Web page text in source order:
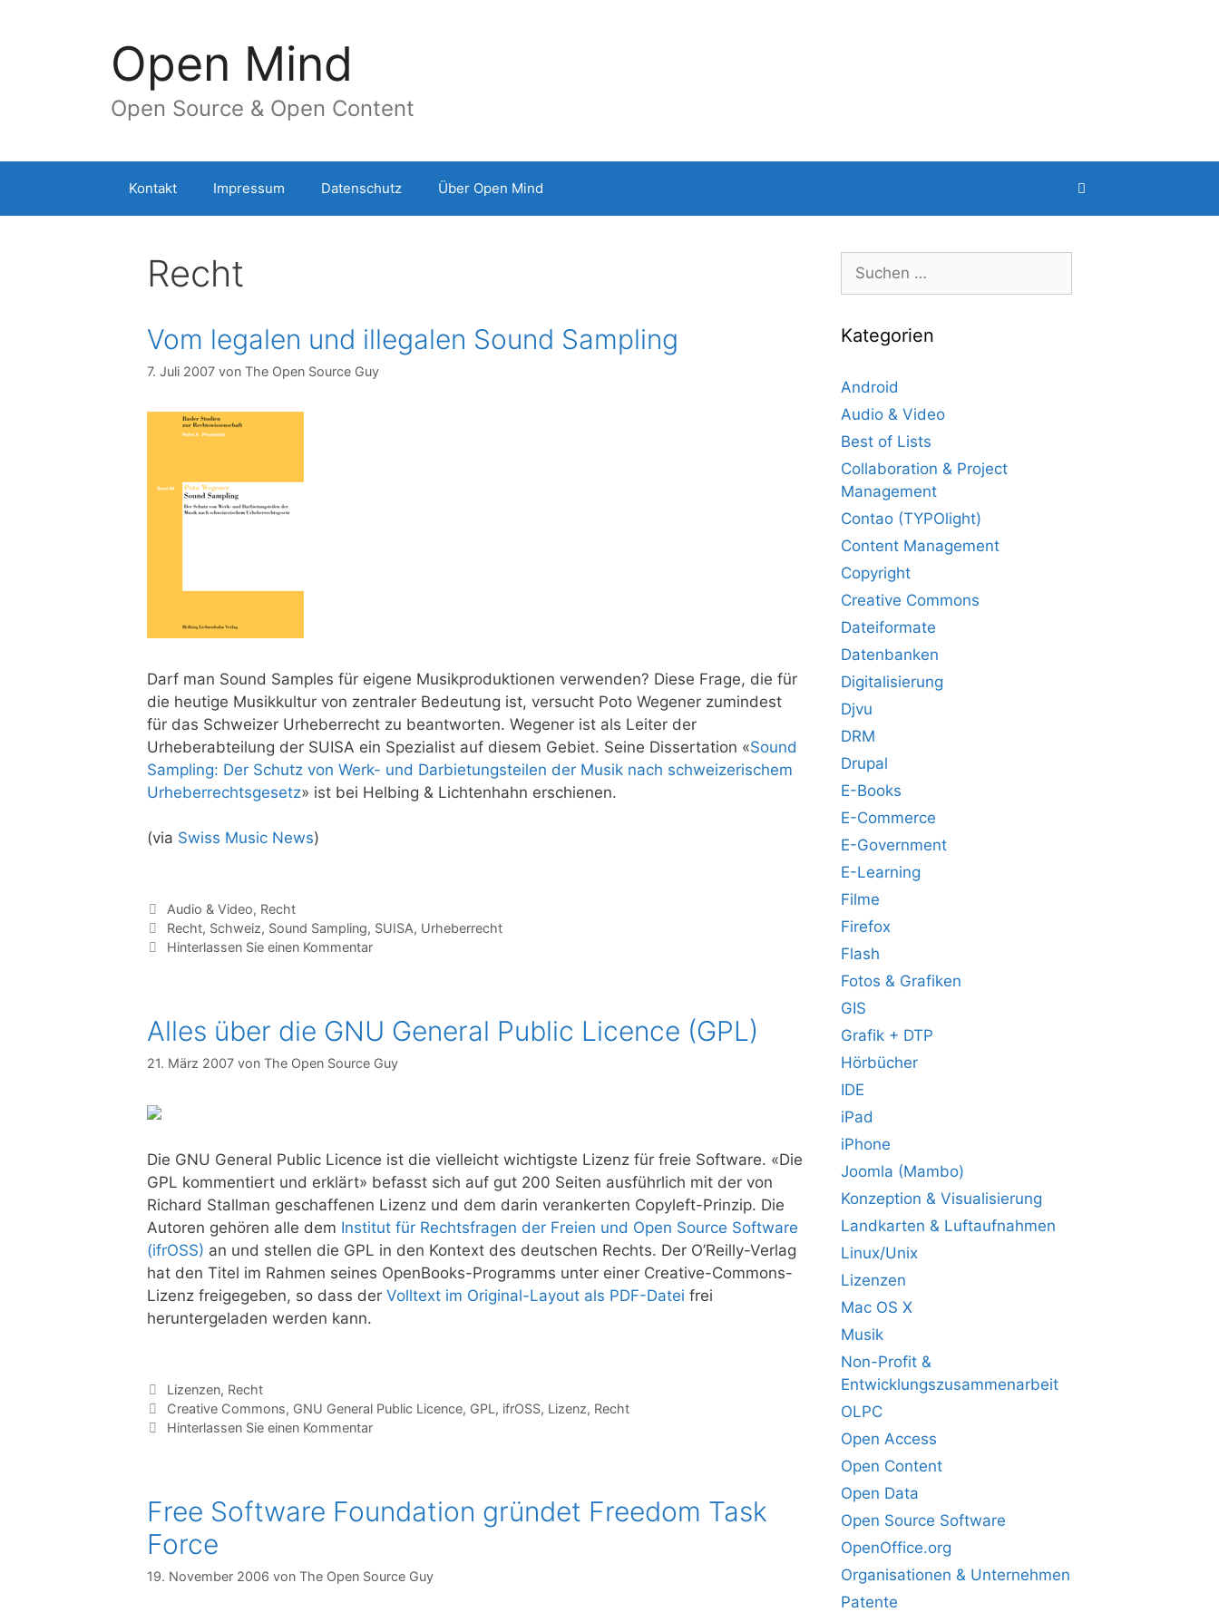
Open Mind
Open Source & Open Content
Kontakt Impressum Datenschutz Über Open Mind
Recht
Vom legalen und illegalen Sound Sampling
7. Juli 2007 von The Open Source Guy
Darf man Sound Samples für eigene Musikproduktionen verwenden? Diese Frage, die für
die heutige Musikkultur von zentraler Bedeutung ist, versucht Poto Wegener zumindest
für das Schweizer Urheberrecht zu beantworten. Wegener ist als Leiter der
Urheberabteilung der SUISA ein Spezialist auf diesem Gebiet. Seine Dissertation «Sound
Sampling: Der Schutz von Werk- und Darbietungsteilen der Musik nach schweizerischem
Urheberrechtsgesetz» ist bei Helbing & Lichtenhahn erschienen.
(via Swiss Music News)
Kategorien
Audio & Video, Recht
Tags
Recht, Schweiz, Sound Sampling, SUISA, Urheberrecht
Hinterlassen Sie einen Kommentar
Alles über die GNU General Public Licence (GPL)
21. März 2007 von The Open Source Guy
Die GNU General Public Licence ist die vielleicht wichtigste Lizenz für freie Software. «Die
GPL kommentiert und erklärt» befasst sich auf gut 200 Seiten ausführlich mit der von
Richard Stallman geschaffenen Lizenz und dem darin verankerten Copyleft-Prinzip. Die
Autoren gehören alle dem Institut für Rechtsfragen der Freien und Open Source Software
(ifrOSS) an und stellen die GPL in den Kontext des deutschen Rechts. Der O’Reilly-Verlag
hat den Titel im Rahmen seines OpenBooks-Programms unter einer Creative-Commons-
Lizenz freigegeben, so dass der Volltext im Original-Layout als PDF-Datei frei
heruntergeladen werden kann.
Kategorien
Lizenzen, Recht
Tags
Creative Commons, GNU General Public Licence, GPL , ifrOSS, Lizenz, Recht
Hinterlassen Sie einen Kommentar
Free Software Foundation gründet Freedom Task
Force
19. November 2006 von The Open Source Guy
Suche
nach:
Kategorien
Android
Audio & Video
Best of Lists
Collaboration & Project
Management
Contao (TYPOlight)
Content Management
Copyright
Creative Commons
Dateiformate
Datenbanken
Digitalisierung
Djvu
DRM
Drupal
E-Books
E-Commerce
E-Government
E-Learning
Filme
Firefox
Flash
Fotos & Grafiken
GIS
Grafik + DTP
Hörbücher
IDE
iPad
iPhone
Joomla (Mambo)
Konzeption & Visualisierung
Landkarten & Luftaufnahmen
Linux/Unix
Lizenzen
Mac OS X
Musik
Non-Profit &
Entwicklungszusammenarbeit
OLPC
Open Access
Open Content
Open Data
Open Source Software
OpenOffice.org
Organisationen & Unternehmen
Patente